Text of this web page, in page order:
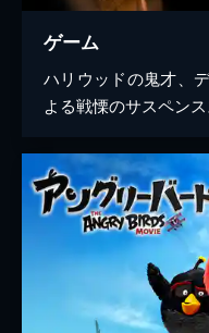
ゲーム
ハリウッドの鬼才、
よる戦慄のサスペン